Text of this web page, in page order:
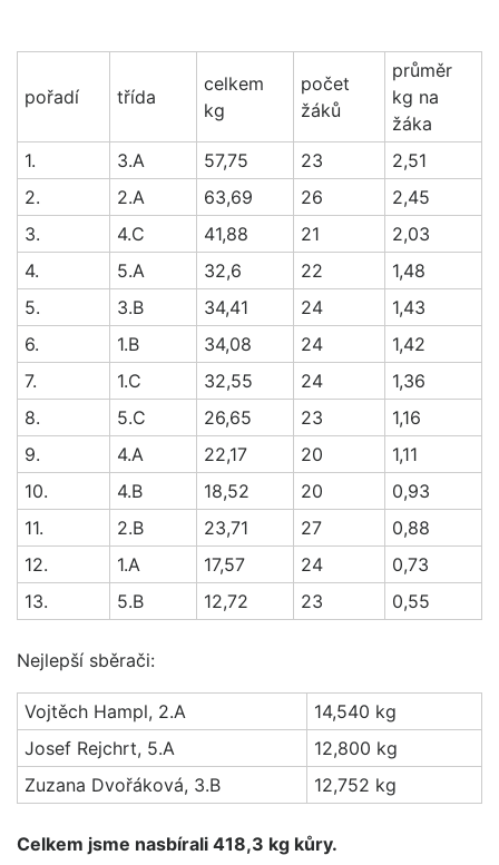
pořadí třída
celkem
kg
počet
žáků
průměr
kg na
žáka
1.
3.A 57,75 23
2,51
2.
2.A 63,69 26
2,45
3.
4.C 41,88 21
2,03
4.
5.A 32,6 22
1,48
5.
3.B 34,41 24
1,43
6.
1.B 34,08 24
1,42
7.
1.C 32,55 24
1,36
8.
5.C 26,65 23
1,16
9.
4.A 22,17 20
1,11
10.
4.B 18,52 20
0,93
11.
2.B 23,71 27
0,88
12.
1.A 17,57 24
0,73
13.
5.B 12,72 23 0,55
Nejlepší sběrači:
Vojtěch Hampl, 2.A
14,540 kg
Josef Rejchrt, 5.A
12,800 kg
Zuzana Dvořáková, 3.B
12,752 kg
Celkem jsme nasbírali 418,3 kg kůry.